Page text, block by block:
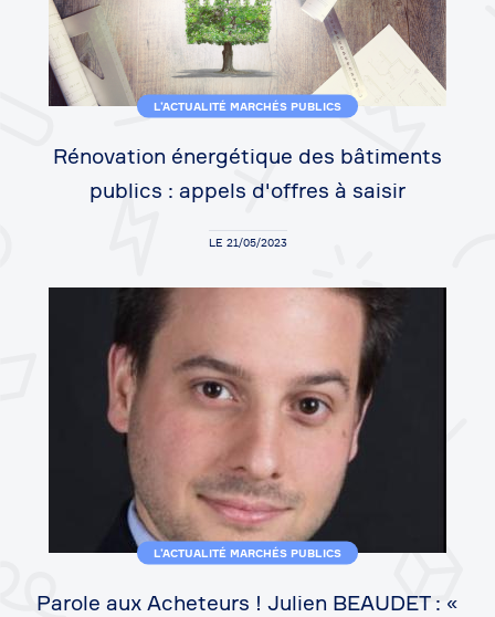
L’ACTUALITÉ MARCHÉS PUBLICS
Rénovation énergétique des bâtiments
publics : appels d'offres à saisir
LE 21/05/2023
L’ACTUALITÉ MARCHÉS PUBLICS
Parole aux Acheteurs ! Julien BEAUDET : «